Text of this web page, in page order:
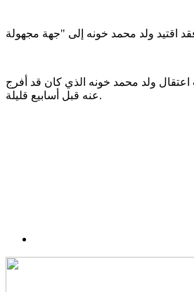
اعتقال ولد محمد خونه الذي كان قد أفرج
عنه قبل أسابيع قليلة.